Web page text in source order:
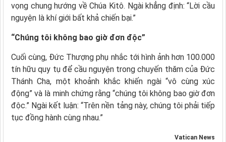
vọng chung hướng về Chúa Kitô. Ngài khẳng định: “Lời cầu
nguyện là khí giới bất khả chiến bại.”
“Chúng tôi không bao giờ đơn độc”
Cuối cùng, Đức Thượng phụ nhắc tới hình ảnh hơn 100.000
tín hữu quy tụ để cầu nguyện trong chuyến thăm của Đức
Thánh Cha, một khoảnh khắc khiến ngài “vô cùng xúc
động” và là minh chứng rằng “chúng tôi không bao giờ đơn
độc.” Ngài kết luận: “Trên nền tảng này, chúng tôi phải tiếp
tục đồng hành cùng nhau.”
Vatican News